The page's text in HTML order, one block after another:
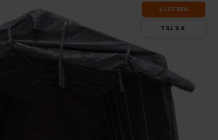
SLUT­REA
TILL 9.8.